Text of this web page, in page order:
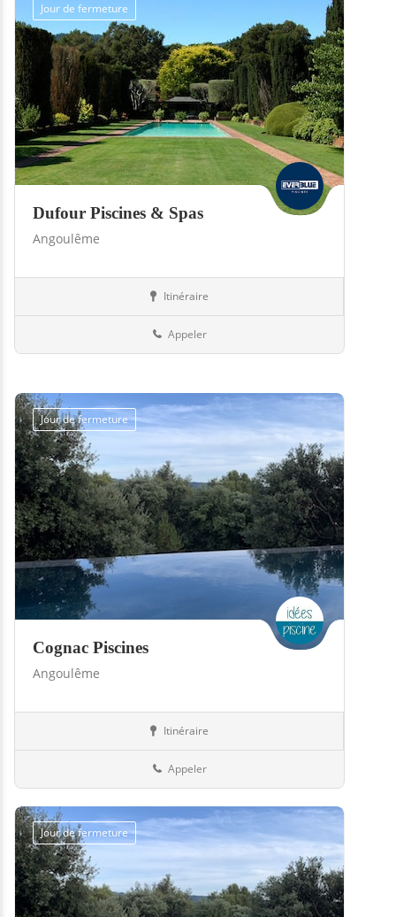
Jour de fermeture
Dufour Piscines & Spas
Angoulême
Itinéraire
Appeler
Jour de fermeture
Cognac Piscines
Angoulême
Itinéraire
Appeler
Jour de fermeture